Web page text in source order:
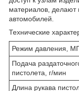
материалов,
автомобилей.
Технические
Режим давления,
Подача
пистолета, г/мин
Длина рукава